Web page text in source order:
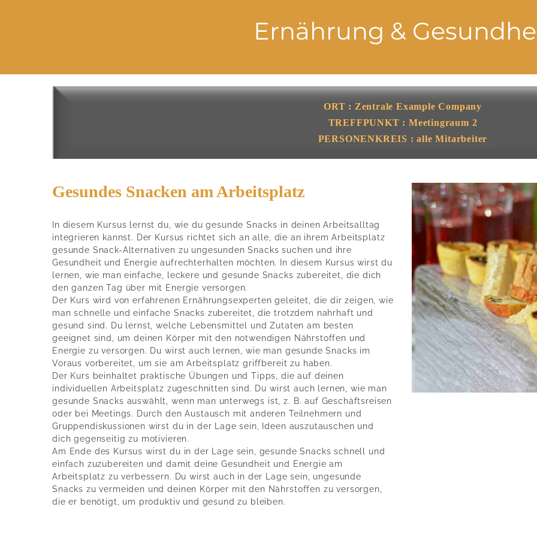
Ernährung &
ORT : Zentrale Example Company
TREFFPUNKT : Meetingraum 2
PERSONENKREIS : alle Mitarbeiter
Gesundes Snacken am Arbeitsplatz
In diesem Kursus lernst du, wie du gesunde Snacks in deinen Arbeitsalltag
integrieren kannst. Der Kursus richtet sich an alle, die an ihrem Arbeitsplatz
gesunde Snack-Alternativen zu ungesunden Snacks suchen und ihre
Gesundheit und Energie aufrechterhalten möchten. In diesem Kursus wirst du
lernen, wie man einfache, leckere und gesunde Snacks zubereitet, die dich
den ganzen Tag über mit Energie versorgen.
Der Kurs wird von erfahrenen Ernährungsexperten geleitet, die dir zeigen, wie
man schnelle und einfache Snacks zubereitet, die trotzdem nahrhaft und
gesund sind. Du lernst, welche Lebensmittel und Zutaten am besten
geeignet sind, um deinen Körper mit den notwendigen Nährstoffen und
Energie zu versorgen. Du wirst auch lernen, wie man gesunde Snacks im
Voraus vorbereitet, um sie am Arbeitsplatz griffbereit zu haben.
Der Kurs beinhaltet praktische Übungen und Tipps, die auf deinen
individuellen Arbeitsplatz zugeschnitten sind. Du wirst auch lernen, wie man
gesunde Snacks auswählt, wenn man unterwegs ist, z. B. auf Geschäftsreisen
oder bei Meetings. Durch den Austausch mit anderen Teilnehmern und
Gruppendiskussionen wirst du in der Lage sein, Ideen auszutauschen und
dich gegenseitig zu motivieren.
Am Ende des Kursus wirst du in der Lage sein, gesunde Snacks schnell und
einfach zuzubereiten und damit deine Gesundheit und Energie am
Arbeitsplatz zu verbessern. Du wirst auch in der Lage sein, ungesunde
Snacks zu vermeiden und deinen Körper mit den Nährstoffen zu versorgen,
die er benötigt, um produktiv und gesund zu bleiben.